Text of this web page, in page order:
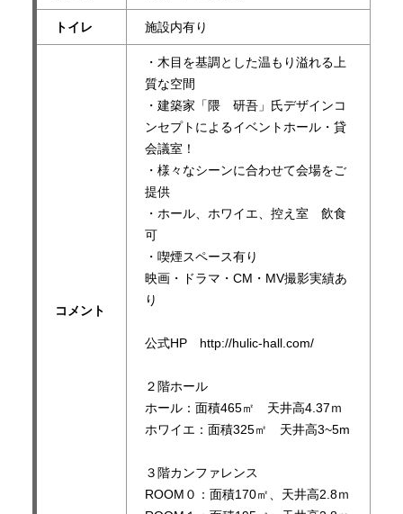
トイレ 施設内有り
コメント
・木目を基調とした温もり溢れる上
質な空間
・建築家「隈 研吾」氏デザインコ
ンセプトによるイベントホール・貸
会議室！
・様々なシーンに合わせて会場をご
提供
・ホール、ホワイエ、控え室 飲食
可
・喫煙スペース有り
映画・ドラマ・CM・MV撮影実績あ
り
公式HP http://hulic-hall.com/
２階ホール
ホール：面積465㎡ 天井高4.37ｍ
ホワイエ：面積325㎡ 天井高3~5m
３階カンファレンス
ROOM０：面積170㎡、天井高2.8ｍ